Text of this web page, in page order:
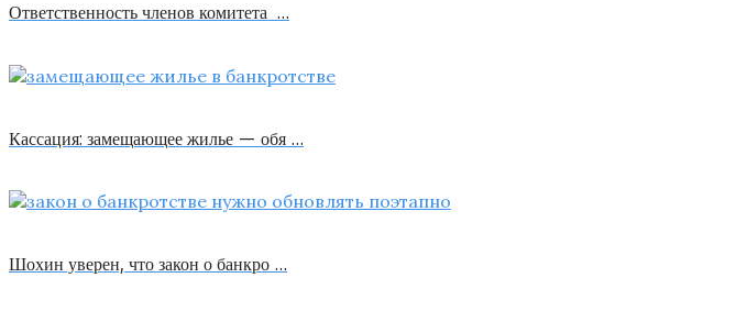
Ответственность членов комитета …
Кассация: замещающее жилье — обя …
Шохин уверен, что закон о банкро …